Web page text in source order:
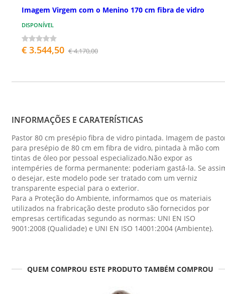
Imagem Virgem com o Menino 170 cm fibra de vidro
DISPONÍVEL
€ 3.544,50 € 4.170,00
INFORMAÇÕES E CARATERÍSTICAS
Pastor 80 cm presépio fibra de vidro pintada. Imagem de
para presépio de 80 cm em fibra de vidro, pintada à mão com
tintas de óleo por pessoal especializado.Não expor as
intempéries de forma permanente: poderiam gastá-la. Se
o desejar, este modelo pode ser tratado com um verniz
transparente especial para o exterior.
Para a Proteção do Ambiente, informamos que os materiais
utilizados na frabricação deste produto são fornecidos por
empresas certificadas segundo as normas: UNI EN ISO
9001:2008 (Qualidade) e UNI EN ISO 14001:2004 (Ambiente).
QUEM COMPROU ESTE PRODUTO TAMBÉM COMPROU